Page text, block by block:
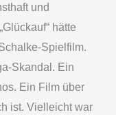
und
hätte
Spielfilm.
Skandal. Ein
Ein Film über
ist. Vielleicht war